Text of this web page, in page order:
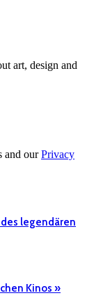
art, design and
and ourPrivacy
legendären
Kinos »